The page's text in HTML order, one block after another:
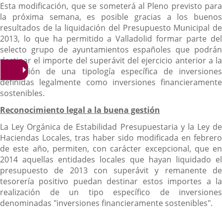
Esta modificación, que se someterá al Pleno previsto para
la próxima semana, es posible gracias a los buenos
resultados de la liquidación del Presupuesto Municipal de
2013, lo que ha permitido a Valladolid formar parte del
selecto grupo de ayuntamientos españoles que podrán
destinar el importe del superávit del ejercicio anterior a la
realización de una tipología específica de inversiones
definidas legalmente como inversiones financieramente
sostenibles.
Reconocimiento legal a la buena gestión
La Ley Orgánica de Estabilidad Presupuestaria y la Ley de
Haciendas Locales, tras haber sido modificada en febrero
de este año, permiten, con carácter excepcional, que en
2014 aquellas entidades locales que hayan liquidado el
presupuesto de 2013 con superávit y remanente de
tesorería positivo puedan destinar estos importes a la
realización de un tipo específico de inversiones
denominadas "inversiones financieramente sostenibles".